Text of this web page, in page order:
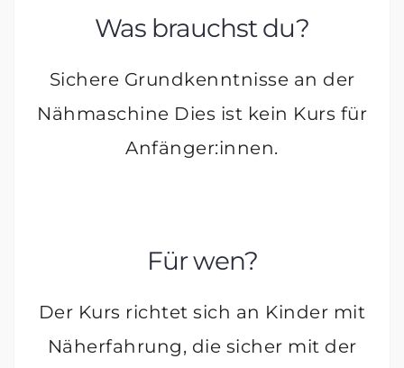
Was brauchst du?
Sichere Grundkenntnisse an der
Nähmaschine Dies ist kein Kurs für
Anfänger:innen.
Für wen?
Der Kurs richtet sich an Kinder mit
Näherfahrung, die sicher mit der